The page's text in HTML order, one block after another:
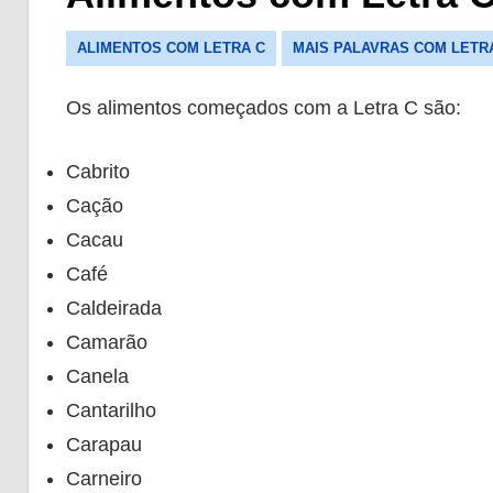
ALIMENTOS COM LETRA C MAIS PALAVRAS COM
Os alimentos começados com a Letra C são:
Cabrito
Cação
Cacau
Café
Caldeirada
Camarão
Canela
Cantarilho
Carapau
Carneiro